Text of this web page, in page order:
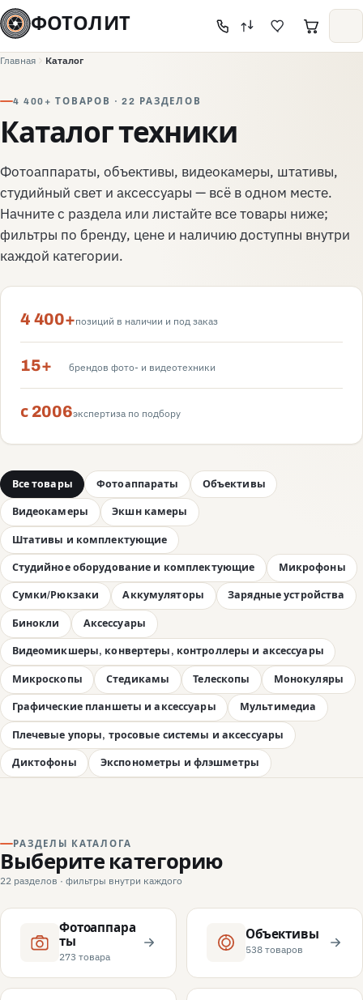
ФОТОЛИТ
Главная Каталог
4 400+ ТОВАРОВ · 22 РАЗДЕЛОВ
Каталог техники
Фотоаппараты, объективы, видеокамеры, штативы,
студийный свет и аксессуары — всё в одном месте.
Начните с раздела или листайте все товары ниже;
фильтры по бренду, цене и наличию доступны внутри
каждой категории.
4 400+позиций в наличии и под заказ
15+ брендов фото- и видеотехники
с 2006экспертиза по подбору
Все товары Фотоаппараты Объективы
Видеокамеры Экшн камеры
Штативы и комплектующие
Студийное оборудование и комплектующие Микрофоны
Сумки/Рюкзаки Аккумуляторы Зарядные устройства
Бинокли Аксессуары
Видеомикшеры, конвертеры, контроллеры и аксессуары
Микроскопы Стедикамы Телескопы Монокуляры
Графические планшеты и аксессуары Мультимедиа
Плечевые упоры, тросовые системы и аксессуары
Диктофоны Экспонометры и флэшметры
РАЗДЕЛЫ КАТАЛОГА
Выберите категорию
22 разделов · фильтры внутри каждого
Фотоаппара
ты
273 товара
Объективы
538 товаров